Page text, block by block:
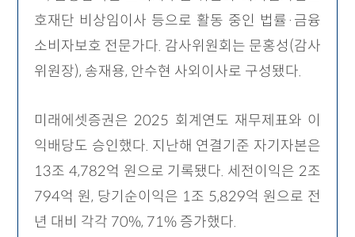
호재단 비상임이사 등으로 활동 중인 법률·금융
소비자보호 전문가다. 감사위원회는 문홍성(감사
위원장), 송재용, 안수현 사외이사로 구성됐다.
미래에셋증권은 2025 회계연도 재무제표와 이
익배당도 승인했다. 지난해 연결기준 자기자본은
13조 4,782억 원으로 기록됐다. 세전이익은 2조
794억 원, 당기순이익은 1조 5,829억 원으로 전
년 대비 각각 70%, 71% 증가했다.